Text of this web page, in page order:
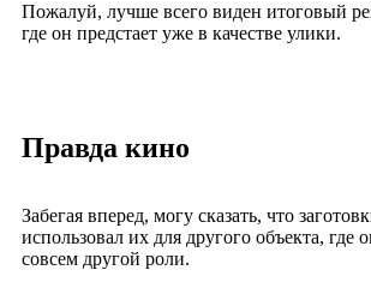
Пожалуй, лучше всего виден итоговый
где он предстает уже в качестве улики.
Правда кино
Забегая вперед, могу сказать, что
использовал их для другого объекта, где
совсем другой роли.